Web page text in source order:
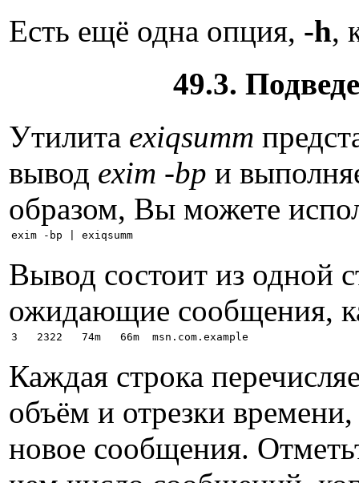
Есть ещё одна опция, -h,
49.3.
Утилита exiqsumm
вывод exim -bp и
образом, Вы можете
Вывод состоит из одной
ожидающие сообщения,
Каждая строка
объём и отрезки
новое сообщения.